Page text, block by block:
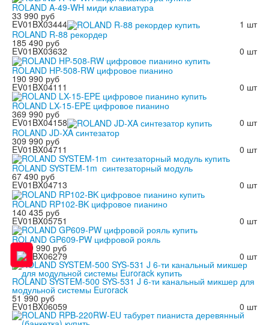
ROLAND A-49-WH миди клавиатура
33 990 руб
1 шт
EV01BX03444
ROLAND R-88 рекордер
185 490 руб
0 шт
EV01BX03632
ROLAND HP-508-RW цифровое пианино
190 990 руб
0 шт
EV01BX04111
ROLAND LX-15-EPE цифровое пианино
369 990 руб
0 шт
EV01BX04158
ROLAND JD-XA синтезатор
309 990 руб
0 шт
EV01BX04711
ROLAND SYSTEM-1m синтезаторный модуль
67 490 руб
0 шт
EV01BX04713
ROLAND RP102-BK цифровое пианино
140 435 руб
0 шт
EV01BX05751
ROLAND GP609-PW цифровой рояль
1 299 990 руб
0 шт
EV01BX06279
ROLAND SYSTEM-500 SYS-531 J 6-ти канальный микшер для
модульной системы Eurorack
51 990 руб
0 шт
EV01BX06059